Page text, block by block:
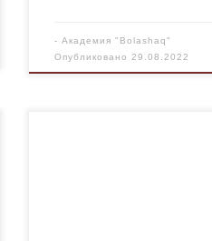
-Академия "Bolashaq"
Опубликовано29.08.2022